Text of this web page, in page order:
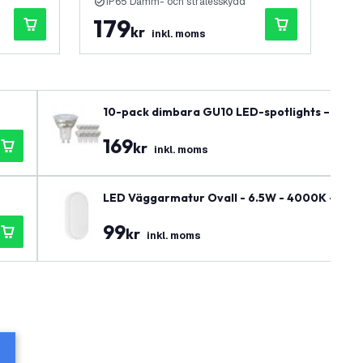
179kr inkl. moms
10-pack dimbara GU10 LED-spotlights – 3W
169kr inkl. moms
LED Väggarmatur Ovall - 6.5W - 4000K -
99kr inkl. moms